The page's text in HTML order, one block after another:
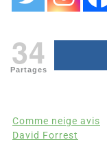
34
Partages
Comme neige avis
David Forrest